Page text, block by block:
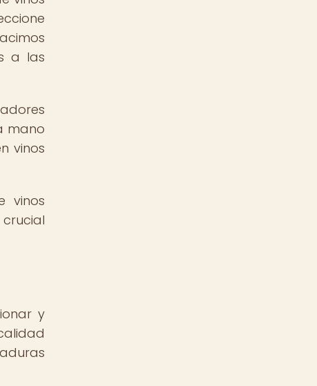
a las
mano
vinos
vinos
y